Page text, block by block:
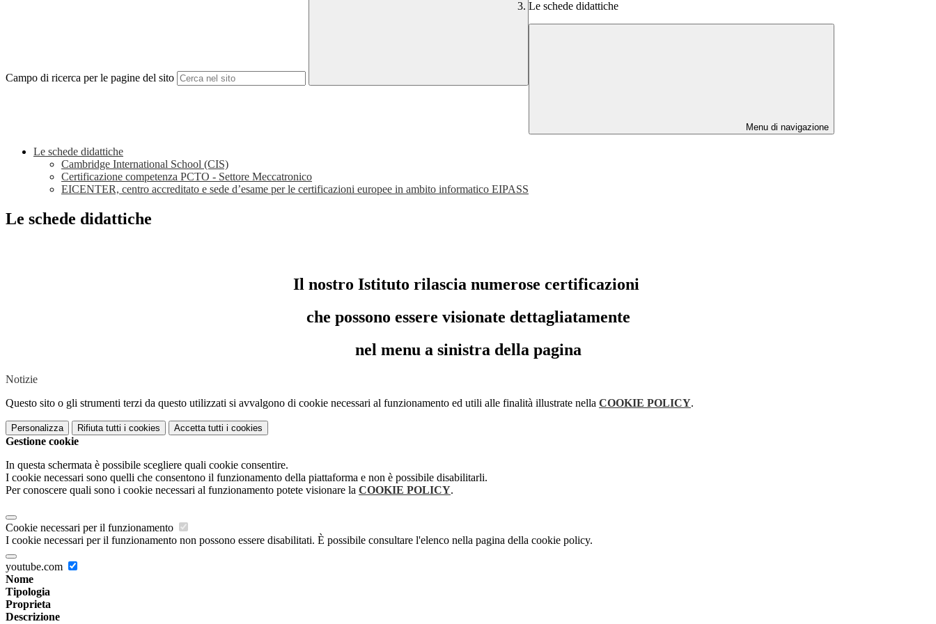
Campo di ricerca per le pagine del sito
Le schede didattiche
Menu di navigazione
Le schede didattiche
Cambridge International School (CIS)
Certificazione competenza PCTO - Settore Meccatronico
EICENTER, centro accreditato e sede d’esame per le certificazioni europee in ambito informatico EIPASS
Le schede didattiche
Il nostro Istituto rilascia numerose certificazioni
che possono essere visionate dettagliatamente
nel menu a sinistra della pagina
Notizie
Questo sito o gli strumenti terzi da questo utilizzati si avvalgono di cookie necessari al funzionamento ed utili alle finalità illustrate nella COOKIE POLICY.
Personalizza Rifiuta tutti i cookies Accetta tutti i cookies
Gestione cookie
In questa schermata è possibile scegliere quali cookie consentire.
I cookie necessari sono quelli che consentono il funzionamento della piattaforma e non è possibile disabilitarli.
Per conoscere quali sono i cookie necessari al funzionamento potete visionare la COOKIE POLICY.
Cookie necessari per il funzionamento
I cookie necessari per il funzionamento non possono essere disabilitati. È possibile consultare l'elenco nella pagina della cookie policy.
youtube.com
Nome
Tipologia
Proprieta
Descrizione